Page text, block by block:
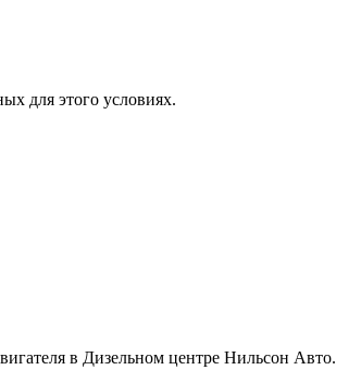
для этого условиях.
в Дизельном центре Нильсон Авто.